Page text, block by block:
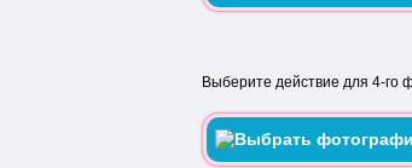
Выберите действие для 4-го